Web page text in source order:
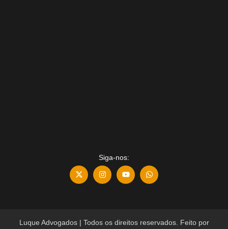
Siga-nos:
Luque Advogados | Todos os direitos reservados. Feito por